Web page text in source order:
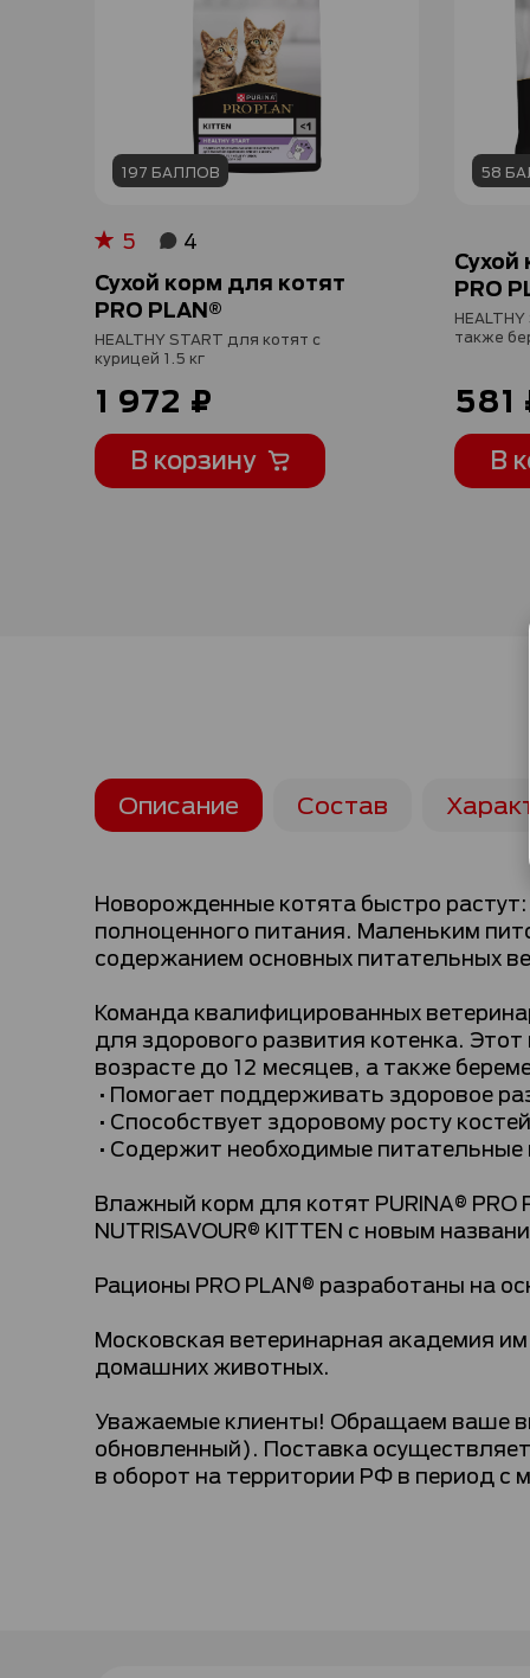
197 БАЛЛОВ
Рейтинг:
100%
5 4
Сухой корм для котят
PRO PLAN®
HEALTHY START для котят с
курицей 1.5 кг
1 972 ₽
В корзину
58
Сухой
PRO
также
581
В
Описание
Новорожденные котята быстро
полноценного питания. Маленьким
содержанием основных питательных
Команда квалифицированных
для здорового развития котенка.
возрасте до 12 месяцев, а также
•Помогает поддерживать здоровое
•Способствует здоровому росту
•Содержит необходимые
Влажный корм для котят PURINA®
NUTRISAVOUR® KITTEN с новым
Рационы PRO PLAN® разработаны на
Московская ветеринарная академия
домашних животных.
Уважаемые клиенты! Обращаем ваше
обновленный). Поставка
в оборот на территории РФ в период с
Состав